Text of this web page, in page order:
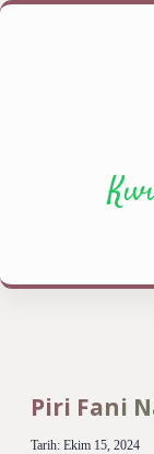
Piri Fani
Tarih: Ekim 15, 2024